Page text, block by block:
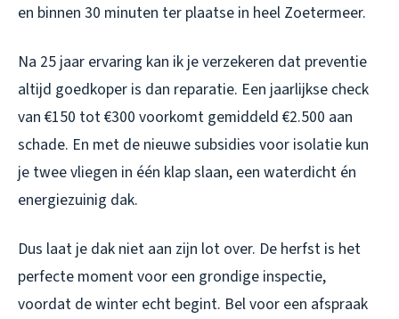
en binnen 30 minuten ter plaatse in heel Zoetermeer.
Na 25 jaar ervaring kan ik je verzekeren dat preventie
altijd goedkoper is dan reparatie. Een jaarlijkse check
van €150 tot €300 voorkomt gemiddeld €2.500 aan
schade. En met de nieuwe subsidies voor isolatie kun
je twee vliegen in één klap slaan, een waterdicht én
energiezuinig dak.
Dus laat je dak niet aan zijn lot over. De herfst is het
perfecte moment voor een grondige inspectie,
voordat de winter echt begint. Bel voor een afspraak